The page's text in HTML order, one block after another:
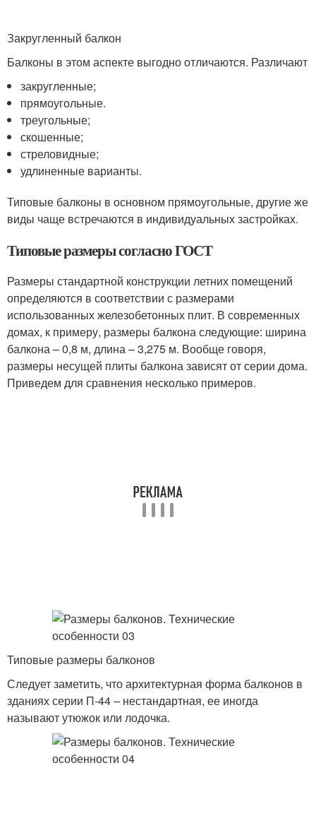
Закругленный балкон
Балконы в этом аспекте выгодно отличаются. Различают
закругленные;
прямоугольные.
треугольные;
скошенные;
стреловидные;
удлиненные варианты.
Типовые балконы в основном прямоугольные, другие же
виды чаще встречаются в индивидуальных застройках.
Типовые размеры согласно ГОСТ
Размеры стандартной конструкции летних помещений
определяются в соответствии с размерами
использованных железобетонных плит. В современных
домах, к примеру, размеры балкона следующие: ширина
балкона – 0,8 м, длина – 3,275 м. Вообще говоря,
размеры несущей плиты балкона зависят от серии дома.
Приведем для сравнения несколько примеров.
Типовые размеры балконов
Следует заметить, что архитектурная форма балконов в
зданиях серии П-44 – нестандартная, ее иногда
называют утюжок или лодочка.